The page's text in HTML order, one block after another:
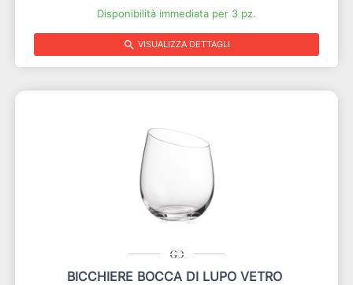
Disponibilità immediata per 3 pz.
search VISUALIZZA DETTAGLI
BICCHIERE BOCCA DI LUPO VETRO